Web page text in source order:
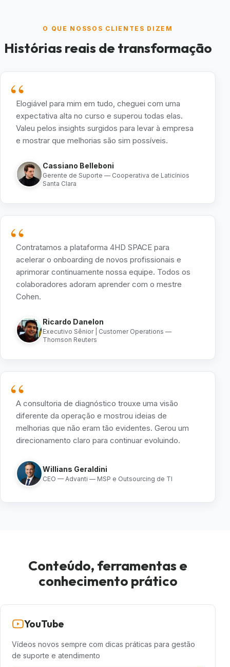
O QUE NOSSOS CLIENTES DIZEM
Histórias reais de transformação
“Elogiável para mim em tudo, cheguei com uma
expectativa alta no curso e superou todas elas.
Valeu pelos insights surgidos para levar à empresa
e mostrar que melhorias são sim possíveis.
Cassiano Belleboni
Gerente de Suporte — Cooperativa de Laticínios
Santa Clara
“
Contratamos a plataforma 4HD SPACE para
acelerar o onboarding de novos profissionais e
aprimorar continuamente nossa equipe. Todos os
colaboradores adoram aprender com o mestre
Cohen.
Ricardo Danelon
Executivo Sênior | Customer Operations —
Thomson Reuters
“
A consultoria de diagnóstico trouxe uma visão
diferente da operação e mostrou ideias de
melhorias que não eram tão evidentes. Gerou um
direcionamento claro para continuar evoluindo.
Willians Geraldini
CEO — Advanti — MSP e Outsourcing de TI
Conteúdo, ferramentas e
conhecimento prático
YouTube
Vídeos novos sempre com dicas práticas para gestão
de suporte e atendimento